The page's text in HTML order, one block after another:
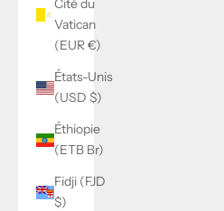
Cité du
Vatican
(EUR €)
États-Unis
(USD $)
Éthiopie
(ETB Br)
Fidji (FJD
$)